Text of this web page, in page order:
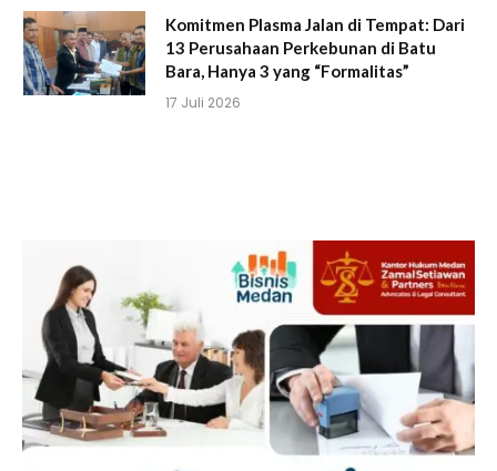
Komitmen Plasma Jalan di Tempat: Dari
13 Perusahaan Perkebunan di Batu
Bara, Hanya 3 yang “Formalitas”
17 Juli 2026